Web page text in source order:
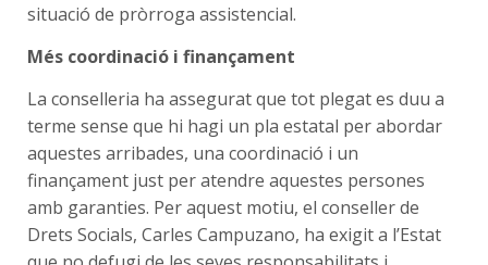
situació de pròrroga assistencial.
Més coordinació i finançament
La conselleria ha assegurat que tot plegat es duu a
terme sense que hi hagi un pla estatal per abordar
aquestes arribades, una coordinació i un
finançament just per atendre aquestes persones
amb garanties. Per aquest motiu, el conseller de
Drets Socials, Carles Campuzano, ha exigit a l’Estat